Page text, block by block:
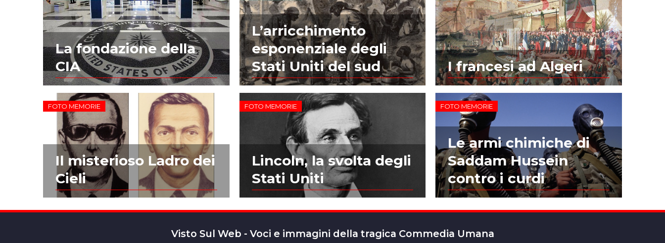
La fondazione della
CIA
L’arricchimento
esponenziale degli
Stati Uniti del sud
I francesi ad Algeri
FOTO MEMORIE
Il misterioso Ladro dei
Cieli
FOTO MEMORIE
Lincoln, la svolta degli
Stati Uniti
FOTO MEMORIE
Le armi chimiche di
Saddam Hussein
contro i curdi
Visto Sul Web - Voci e immagini della tragica Commedia Umana